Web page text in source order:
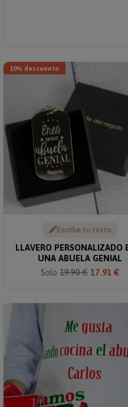
10% descuento
Escribe tu texto
LLAVERO PERSONALIZADO
UNA ABUELA GENIAL
Solo 19.90 € 17.91 €